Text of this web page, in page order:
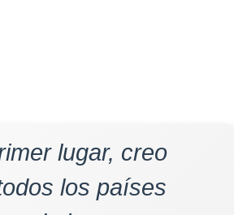
lugar, creo
los países